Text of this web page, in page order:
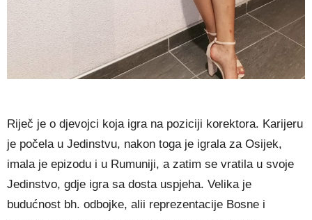
Riječ je o djevojci koja igra na poziciji korektora. Karijeru
je počela u Jedinstvu, nakon toga je igrala za Osijek,
imala je epizodu i u Rumuniji, a zatim se vratila u svoje
Jedinstvo, gdje igra sa dosta uspjeha. Velika je
budućnost bh. odbojke, alii reprezentacije Bosne i